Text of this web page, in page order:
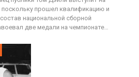
прошел квалификацию и
национальной сборной
две медали на чемпионате…